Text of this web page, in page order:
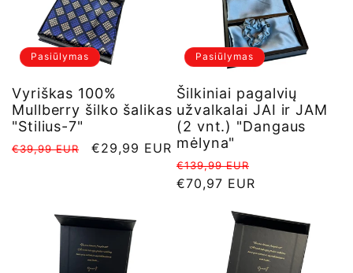
Pasiūlymas
Vyriškas 100%
Mullberry šilko šalikas
"Stilius-7"
Įprasta
€39,99 EUR
Išpardavimo
€29,99 EUR
Pasiūlymas
Šilkiniai pagalvių
užvalkalai JAI ir JAM
(2 vnt.) "Dangaus
mėlyna"
Įprasta
kaina
€139,99 EUR
€70,97 EUR